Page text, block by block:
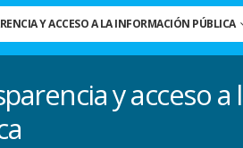
Y ACCESO A LA INFORMACIÓN PÚBLICA
y acceso